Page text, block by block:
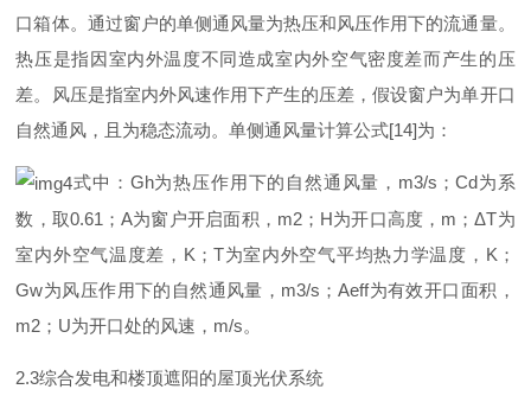
口箱体。通过窗户的单侧通风量为热压和风压作用下的流通量。
热压是指因室内外温度不同造成室内外空气密度差而产生的压
差。风压是指室内外风速作用下产生的压差，假设窗户为单开口
自然通风，且为稳态流动。单侧通风量计算公式[14]为：
式中 ： Gh为热压作用下的自然通风量 ， m3/s ； Cd为系
数， 取0.61 ；A为窗户开启面积 ， m2； H为开口高度 ， m ；ΔT为
室内外空气温度差 ， K ； T为室内外空气平均热力学温度 ， K ；
Gw为风压作用下的自然通风量 ， m3/s ；Aeff为有效开口面积 ，
m2 ； U为开口处的风速 ， m/s。
2.3综合发电和楼顶遮阳的屋顶光伏系统